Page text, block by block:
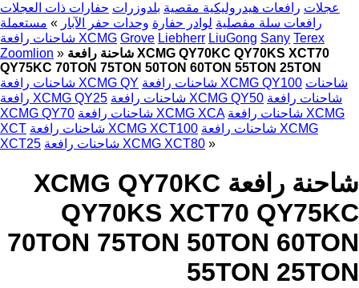
عجلات رافعات هيدروليكية مقصية بلدوزرات حفارات ذات العجلات
رافعات سلة مفصلية لوادر حفارة وحدات حفر الآبار » مستعملة
شاحنات رافعة XCMG Grove Liebherr LiuGong Sany Terex
Zoomlion » شاحنة رافعة XCMG QY70KC QY70KS XCT70
QY75KC 70TON 75TON 50TON 60TON 55TON 25TON
شاحنات رافعة XCMG QY
شاحنات رافعة XCMG QY100 شاحنات
رافعة XCMG QY25
شاحنات رافعة XCMG QY50 شاحنات رافعة
XCMG QY70
شاحنات رافعة XCMG XCA شاحنات رافعة XCMG
XCT
شاحنات رافعة XCMG XCT100 شاحنات رافعة XCMG
XCT25
شاحنات رافعة XCMG XCT80 »
شاحنة رافعة XCMG QY70KC
QY70KS XCT70 QY75KC
70TON 75TON 50TON 60TON
55TON 25TON